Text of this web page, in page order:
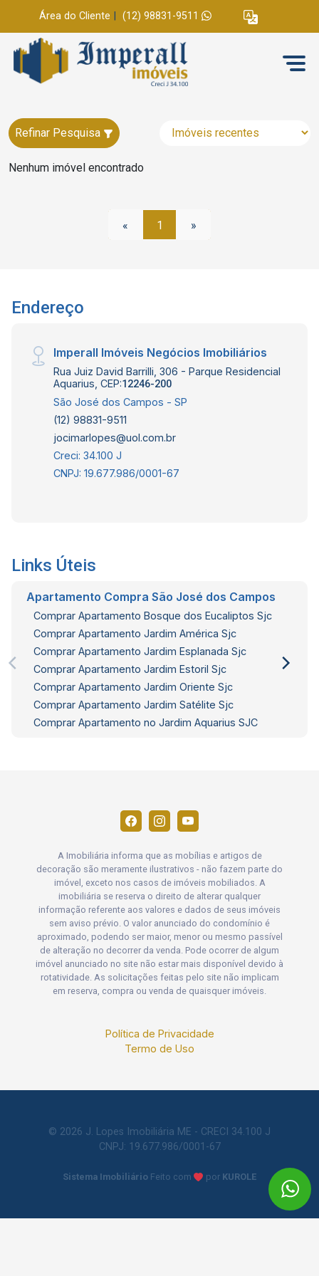
Área do Cliente (12) 98831-9511
Refinar Pesquisa
Nenhum imóvel encontrado
« 1 »
Endereço
Imperall Imóveis Negócios Imobiliários
Rua Juiz David Barrilli, 306 - Parque Residencial
Aquarius, CEP:12246-200
São José dos Campos - SP
(12) 98831-9511
jocimarlopes@uol.com.br
Creci: 34.100 J
CNPJ: 19.677.986/0001-67
Links Úteis
Apartamento Compra São José dos Campos
Comprar Apartamento Bosque dos Eucaliptos Sjc
Comprar Apartamento Jardim América Sjc
Comprar Apartamento Jardim Esplanada Sjc
Comprar Apartamento Jardim Estoril Sjc
Comprar Apartamento Jardim Oriente Sjc
Comprar Apartamento Jardim Satélite Sjc
Comprar Apartamento no Jardim Aquarius SJC
A Imobiliária informa que as mobílias e artigos de
decoração são meramente ilustrativos - não fazem parte do
imóvel, exceto nos casos de imóveis mobiliados. A
imobiliária se reserva o direito de alterar qualquer
informação referente aos valores e dados de seus imóveis
sem aviso prévio. O valor anunciado do condomínio é
aproximado, podendo ser maior, menor ou mesmo passível
de alteração no decorrer da venda. Pode ocorrer de algum
imóvel anunciado no site não estar mais disponível devido à
rotatividade. As solicitações feitas pelo site não implicam
em reserva, compra ou venda de quaisquer imóveis.
Política de Privacidade
Termo de Uso
© 2026 J. Lopes Imobiliária ME - CRECI 34.100 J
CNPJ: 19.677.986/0001-67
Sistema Imobiliário Feito com por KUROLE